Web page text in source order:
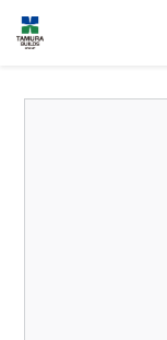
反社会的勢力に
カスタマーハラス